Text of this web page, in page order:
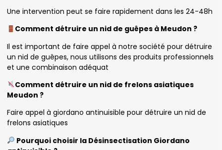
Une intervention peut se faire rapidement dans les 24-48h
Comment détruire un nid de guêpes à Meudon ?
Il est important de faire appel à notre société pour détruire
un nid de guêpes, nous utilisons des produits professionnels
et une combinaison adéquat
Comment détruire un nid de frelons asiatiques
Meudon ?
Faire appel à giordano antinuisible pour détruire un nid de
frelons asiatiques
Pourquoi choisir la Désinsectisation Giordano